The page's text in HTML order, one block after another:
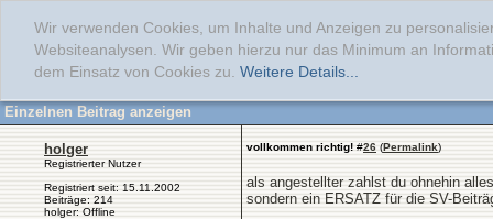
Wir verwenden Cookies, um Inhalte und Anzeigen zu
Websiteanalysen. Wir geben hierzu nur das Minimum an
dem Einsatz von Cookies zu. Weitere Details...
Einzelnen Beitrag anzeigen
holger
Registrierter Nutzer
Registriert seit: 15.11.2002
Beiträge: 214
holger: Offline
vollkommen richtig! #26 (Permalink)
als angestellter zahlst du ohnehin
sondern ein ERSATZ für die SV-